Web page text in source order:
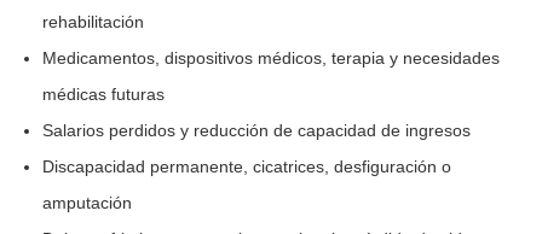
rehabilitación
Medicamentos, dispositivos médicos, terapia y necesidades
médicas futuras
Salarios perdidos y reducción de capacidad de ingresos
Discapacidad permanente, cicatrices, desfiguración o
amputación